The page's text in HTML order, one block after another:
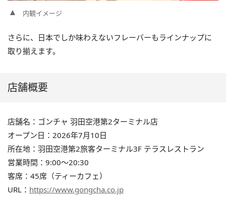
内観イメージ
さらに、日本でしか味わえないフレーバーもラインナップに
取り揃えます。
店舗概要
店舗名：ゴンチャ 羽田空港第2ターミナル店
オープン日：2026年7月10日
所在地：羽田空港第2旅客ターミナル3F テラスレストラン
営業時間：9:00～20:30
客席：45席（ティーカフェ）
URL： https://www.gongcha.co.jp